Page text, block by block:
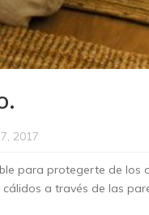
2017
para protegerte de los
a través de las